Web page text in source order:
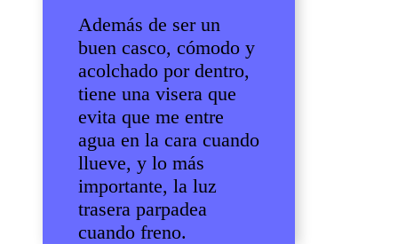
Además de ser un
buen casco, cómodo y
acolchado por dentro,
tiene una visera que
evita que me entre
agua en la cara cuando
llueve, y lo más
importante, la luz
trasera parpadea
cuando freno.